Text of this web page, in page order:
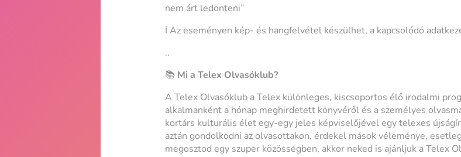
nem árt ledönteni”
ℹ️ Az eseményen kép- és hangfelvétel készülhet, a kapcsolódó
..
📚 Mi a Telex Olvasóklub?
A Telex Olvasóklub a Telex különleges, kiscsoportos élő irodalmi
alkalmanként a hónap meghirdetett könyvéről és a személyes
kortárs kulturális élet egy-egy jeles képviselőjével egy telexes
aztán gondolkodni az olvasottakon, érdekel mások véleménye,
megosztod egy szuper közösségben, akkor neked is ajánljuk a Telex